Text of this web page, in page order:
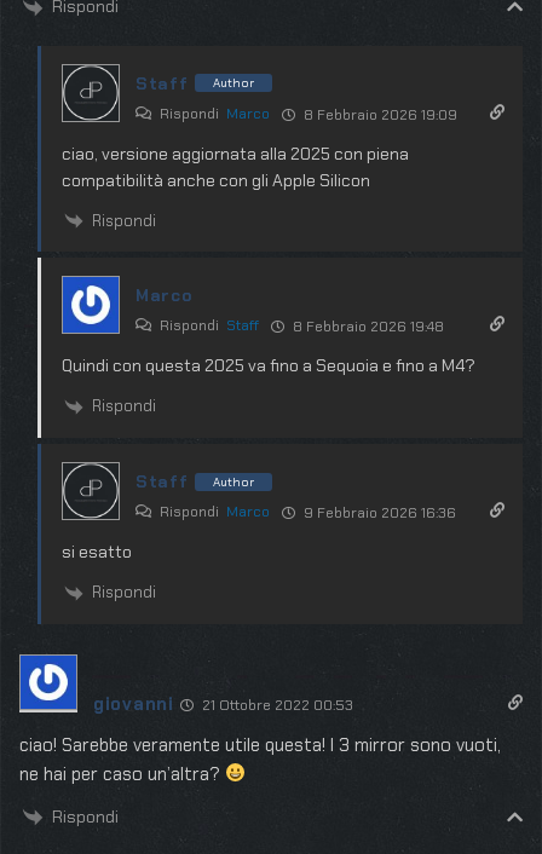
Rispondi
Staff Author
Rispondi Marco 8 Febbraio 2026 19:09
ciao, versione aggiornata alla 2025 con piena
compatibilità anche con gli Apple Silicon
Rispondi
Marco
Rispondi Staff 8 Febbraio 2026 19:48
Quindi con questa 2025 va fino a Sequoia e fino a M4?
Rispondi
Staff Author
Rispondi Marco 9 Febbraio 2026 16:36
si esatto
Rispondi
giovanni 21 Ottobre 2022 00:53
ciao! Sarebbe veramente utile questa! I 3 mirror sono vuoti,
ne hai per caso un’altra?
Rispondi